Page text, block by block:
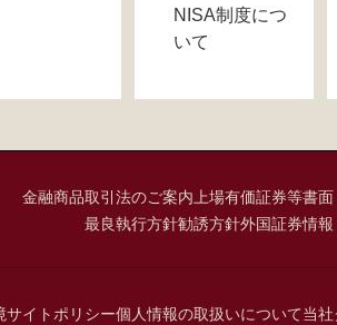
NISA制度につ
いて
金融商品取引法のご案内上場有価証券等書
最良執行方針勧誘方針外国証券情
サイトポリシー個人情報の取扱いについて当